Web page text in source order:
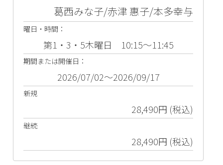
葛西みな子/赤津 惠子/本多幸与
曜日・時間：
第1・3・5木曜日 10:15～11:45
期間または開催日：
2026/07/02～2026/09/17
新規
28,490円 (税込)
継続
28,490円 (税込)